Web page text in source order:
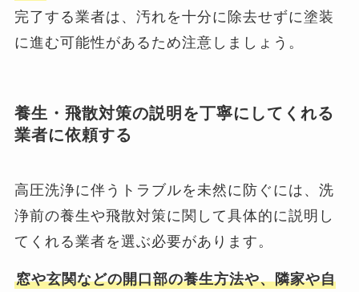
完了する業者は、汚れを十分に除去せずに塗装
に進む可能性があるため注意しましょう。
養生・飛散対策の説明を丁寧にしてくれる
業者に依頼する
高圧洗浄に伴うトラブルを未然に防ぐには、洗
浄前の養生や飛散対策に関して具体的に説明し
てくれる業者を選ぶ必要があります。
窓や玄関などの開口部の養生方法や、隣家や自